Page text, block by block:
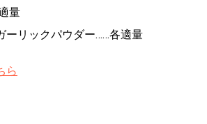
量
ーリックパウダー……各適量
ら